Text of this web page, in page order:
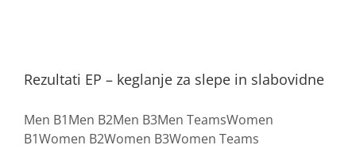
Rezultati EP – keglanje za slepe in slabovidne
Men B1Men B2Men B3Men TeamsWomen
B1Women B2Women B3Women Teams